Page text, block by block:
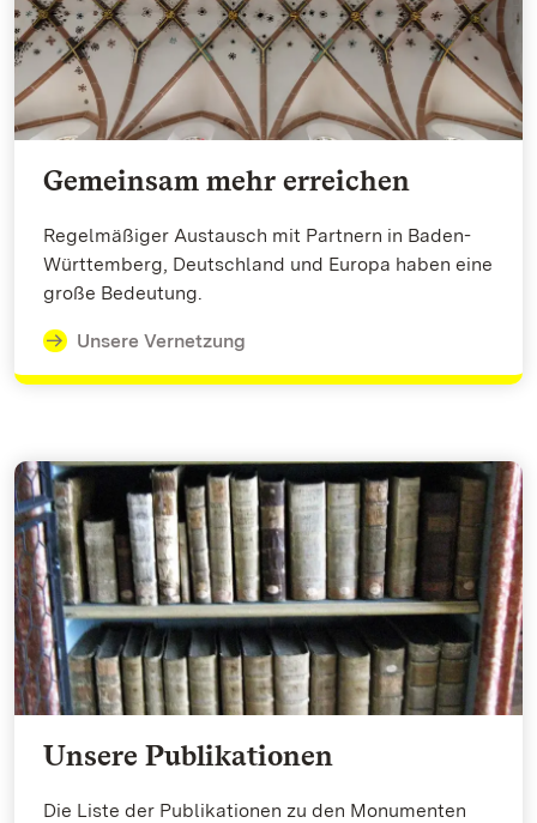
Gemeinsam mehr erreichen
Regelmäßiger Austausch mit Partnern in Baden-
Württemberg, Deutschland und Europa haben eine
große Bedeutung.
Unsere Vernetzung
Unsere Publikationen
Die Liste der Publikationen zu den Monumenten